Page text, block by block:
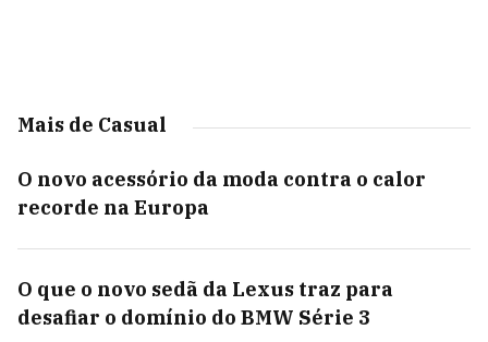
Mais de Casual
O novo acessório da moda contra o calor
recorde na Europa
O que o novo sedã da Lexus traz para
desafiar o domínio do BMW Série 3